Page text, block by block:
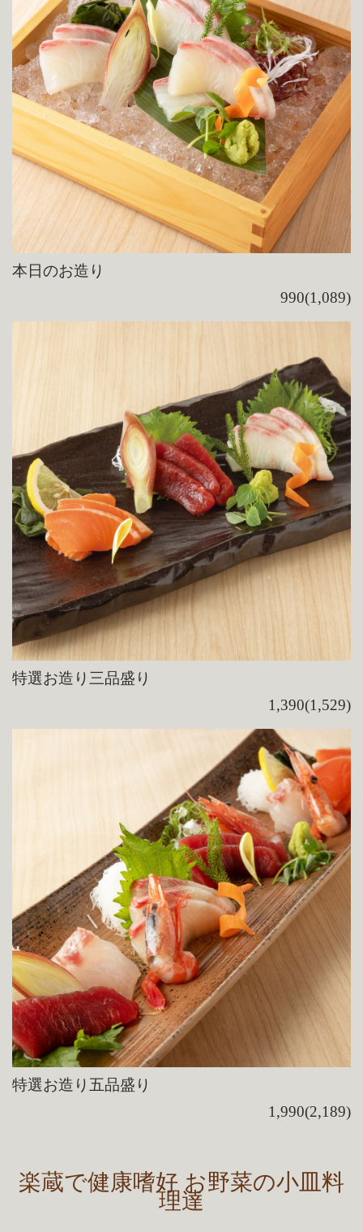
本日のお造り
990(1,089)
特選お造り三品盛り
1,390(1,529)
特選お造り五品盛り
1,990(2,189)
楽蔵で健康嗜好 お野菜の小皿料
理達